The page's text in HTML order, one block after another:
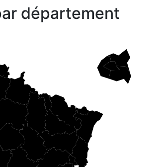
département